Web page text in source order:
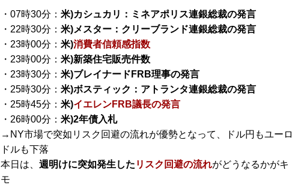
・07時30分： 米)カシュカリ：ミネアポリス連銀総裁の発言
・22時30分： 米)メスター：クリーブランド連銀総裁の発言
・23時00分： 米)消費者信頼感指数
・23時00分： 米)新築住宅販売件数
・23時30分： 米)ブレイナードFRB理事の発言
・25時30分： 米)ボスティック：アトランタ連銀総裁の発言
・25時45分： 米)イエレンFRB議長の発言
・26時00分： 米)2年債入札
→NY市場で突如リスク回避の流れが優勢となって、ドル円もユーロ
ドルも下落
本日は、 週明けに突如発生した リスク回避の流れがどうなるかがキ
モ